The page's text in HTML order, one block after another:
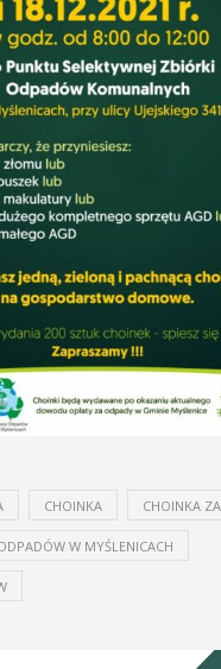
CHOINKA CHOINKA
W MYŚLENICACH